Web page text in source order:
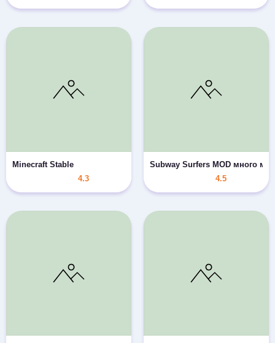
Minecraft Stable
4.3
Subway Surfers MOD много
4.5